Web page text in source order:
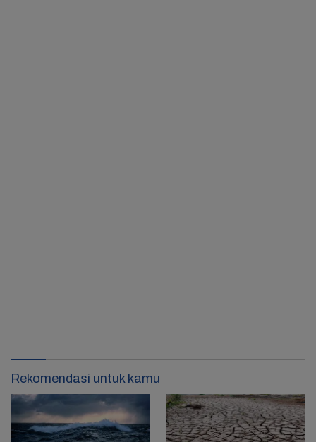
Rekomendasi untuk kamu